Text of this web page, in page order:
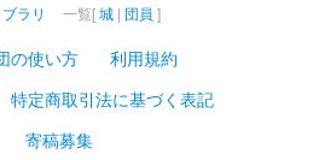
王系譜版
ラストが入った御城印。群馬戦国御
たのち、6月1日より現地販売。
ラリ 一覧[城 | 団員 ]
の使い方
利用規約
特定商取引法に基づく表記
寄稿募集